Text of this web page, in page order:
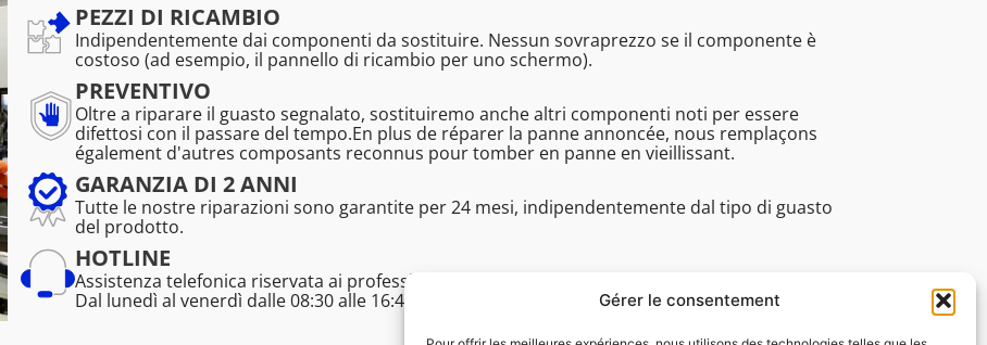
Gérer le consentement
PEZZI DI RICAMBIO
Indipendentemente dai componenti da sostituire. Nessun sovraprezzo se il componente è
costoso (ad esempio, il pannello di ricambio per uno schermo).
PREVENTIVO
Oltre a riparare il guasto segnalato, sostituiremo anche altri componenti noti per essere
difettosi con il passare del tempo.En plus de réparer la panne annoncée, nous remplaçons
également d'autres composants reconnus pour tomber en panne en vieillissant.
GARANZIA DI 2 ANNI
Tutte le nostre riparazioni sono garantite per 24 mesi, indipendentemente dal tipo di guasto
del prodotto.
HOTLINE
Assistenza telefonica riservata ai professionisti (tempi di lavorazione, assistenza tecnica. ecc.).
Dal lunedì al venerdì dalle 08:30 alle 16:45.